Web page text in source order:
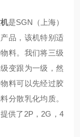
是SGN （上海）
品，该机特别适
料。我们将三级
变跟为一级，然
料可以先经过胶
分散乳化均质。
供了2P，2G，4